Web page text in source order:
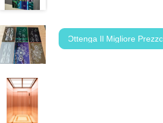
Ottenga Il Migliore Prezzo